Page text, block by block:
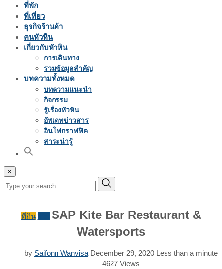
ที่พัก
ที่เที่ยว
ธุรกิจร้านค้า
คนหัวหิน
เกี่ยวกับหัวหิน
การเดินทาง
รวมข้อมูลสำคัญ
บทความทั้งหมด
บทความแนะนำ
กิจกรรม
รู้เรื่องหัวหิน
อัพเดทข่าวสาร
อินโฟกราฟฟิค
สาระน่ารู้
×
ที่กิน
SAP Kite Bar Restaurant &
Watersports
by Saifonn Wanvisa December 29, 2020 Less than a minute
4627 Views